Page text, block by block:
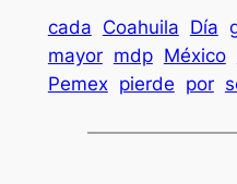
cada Coahuila Día
mayor mdp México
Pemex pierde por